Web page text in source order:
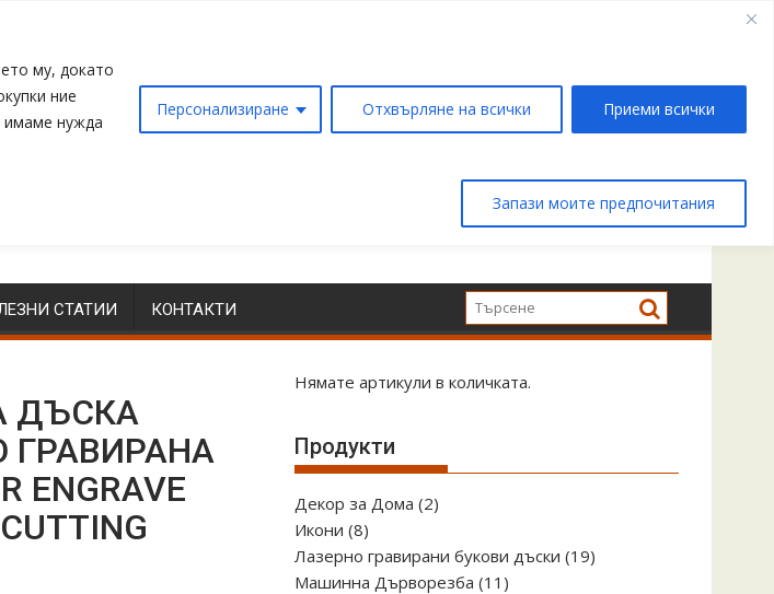
му, докато
ние
имаме нужда
Персонализиране Отхвърляне на всички Приеми всички
Запази моите предпочитания
СТАТИИ КОНТАКТИ
ДЪСКА
ГРАВИРАНА
ENGRAVE
Нямате артикули в количката.
Продукти
Декор за Дома 22
Икони 88
продукта
Лазерно гравирани букови дъски 1919
Машинна Дърворезба 11 11